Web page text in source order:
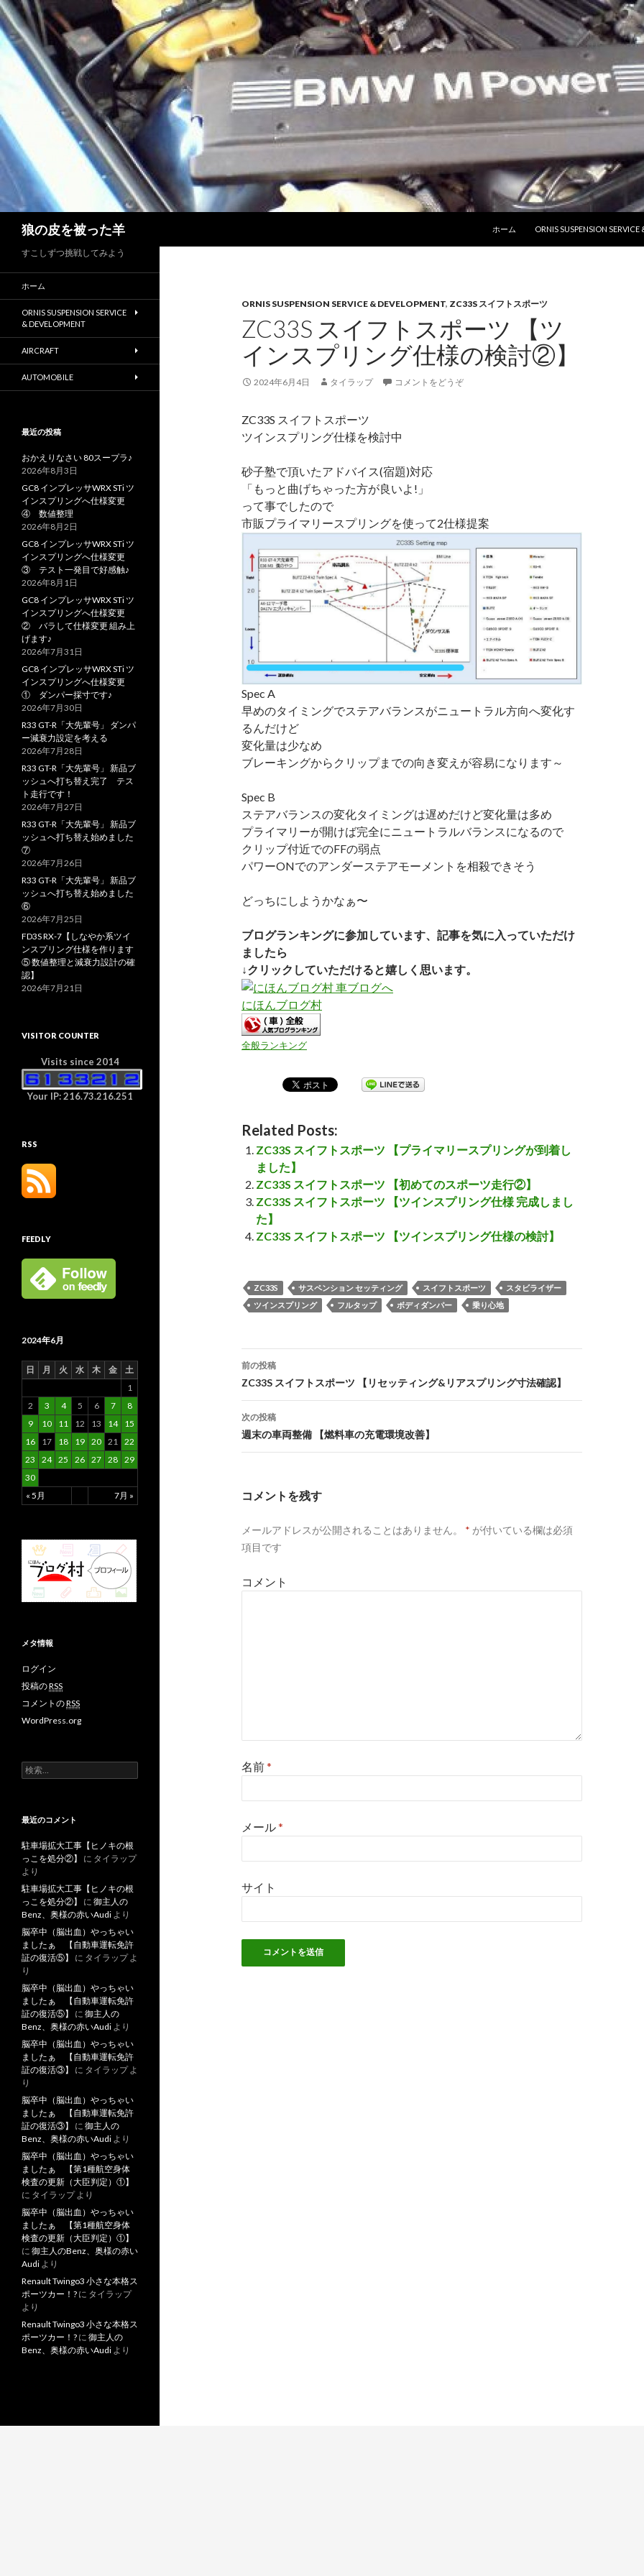
狼の皮を被った羊
ホーム
ORNIS SUSPENSION
ORNIS SUSPENSION SERVICE & DEVELOPMENT, ZC33S スイフトスポーツ
ZC33S スイフトスポーツ 【ツ
インスプリング仕様の検討②】
2024年6月4日 タイラップ コメントをどうぞ
ZC33S スイフトスポーツ
ツインスプリング仕様を検討中
砂子塾で頂いたアドバイス(宿題)対応
「もっと曲げちゃった方が良いよ!」
って事でしたので
市販プライマリースプリングを使って2仕様提案
Spec A
早めのタイミングでステアバランスがニュートラル方向へ変化す
るんだけど
変化量は少なめ
ブレーキングからクリップまでの向き変えが容易になります～
Spec B
ステアバランスの変化タイミングは遅めだけど変化量は多め
プライマリーが開けば完全にニュートラルバランスになるので
クリップ付近でのFFの弱点
パワーONでのアンダーステアモーメントを相殺できそう
どっちにしようかなぁ〜
ブログランキングに参加しています、記事を気に入っていただけ
ましたら
↓クリックしていただけると嬉しく思います。
にほんブログ村
全般ランキング
Related Posts:
ZC33S スイフトスポーツ 【プライマリースプリングが到着し
ました】
ZC33S スイフトスポーツ 【初めてのスポーツ走行②】
ZC33S スイフトスポーツ 【ツインスプリング仕様 完成しまし
た】
ZC33S スイフトスポーツ 【ツインスプリング仕様の検討】
ZC33S サスペンション セッティング スイフトスポーツ
スタビライザー
ツインスプリング
フルタップ ボディダンパー 乗り心地
投
稿
ナ
ゲ
シ
ン
前の投稿
ZC33S スイフトスポーツ 【リセッティング&リアスプリング寸法確認】
次の投稿
週末の車両整備 【燃料車の充電環境改善】
コメントを残す
メールアドレスが公開されることはありません。 * が付いている欄は必須
項目です
コメント
名前*
メール*
サイト
すこしずつ挑戦してみよう
ホーム
ORNIS SUSPENSION SERVICE
& DEVELOPMENT
AIRCRAFT
AUTOMOBILE
最近の投稿
おかえりなさい 80スープラ♪
2026年8月3日
GC8 インプレッサWRX STi ツ
インスプリングへ仕様変更
④ 数値整理
2026年8月2日
GC8 インプレッサWRX STi ツ
インスプリングへ仕様変更
③ テスト一発目で好感触♪
2026年8月1日
GC8 インプレッサWRX STi ツ
インスプリングへ仕様変更
② バラして仕様変更 組み上
げます♪
2026年7月31日
GC8 インプレッサWRX STi ツ
インスプリングへ仕様変更
① ダンパー採寸です♪
2026年7月30日
R33 GT-R「大先輩号」 ダンパ
ー減衰力設定を考える
2026年7月28日
R33 GT-R「大先輩号」 新品ブ
ッシュへ打ち替え完了 テス
ト走行です！
2026年7月27日
R33 GT-R「大先輩号」 新品ブ
ッシュへ打ち替え始めました
⑦
2026年7月26日
R33 GT-R「大先輩号」 新品ブ
ッシュへ打ち替え始めました
⑥
2026年7月25日
FD3S RX-7【しなやか系ツイ
ンスプリング仕様を作ります
⑤ 数値整理と減衰力設計の確
認】
2026年7月21日
VISITOR COUNTER
Visits since 2014
Your IP: 216.73.216.251
RSS
FEEDLY
2024年6月
日 月 火 水 木 金 土
« 5月 7月 »
1
2
3 4 5 6 7
8
9
10 11 12 13 14
15
16
17 18 19 20 21 22
23
24 25 26 27 28 29
30
メタ情報
ログイン
投稿のRSS
コメントのRSS
WordPress.org
検
索
最近のコメント
駐車場拡大工事【ヒノキの根
っこを処分②】
に タイラップ
より
駐車場拡大工事【ヒノキの根
っこを処分②】
に 御主人の
Benz、奥様の赤いAudi より
脳卒中（脳出血）やっちゃい
ましたぁ 【自動車運転免許
証の復活⑤】
に タイラップよ
り
脳卒中（脳出血）やっちゃい
ましたぁ 【自動車運転免許
証の復活⑤】
に 御主人の
Benz、奥様の赤いAudi より
脳卒中（脳出血）やっちゃい
ましたぁ 【自動車運転免許
証の復活③】
に タイラップよ
り
脳卒中（脳出血）やっちゃい
ましたぁ 【自動車運転免許
証の復活③】
に 御主人の
Benz、奥様の赤いAudi より
脳卒中（脳出血）やっちゃい
ましたぁ 【第1種航空身体
検査の更新（大臣判定）①】
に タイラップより
脳卒中（脳出血）やっちゃい
ましたぁ 【第1種航空身体
検査の更新（大臣判定）①】
に 御主人のBenz、奥様の赤い
Audi より
Renault Twingo3 小さな本格ス
ポーツカー！? に タイラップ
より
Renault Twingo3 小さな本格ス
ポーツカー！? に 御主人の
Benz、奥様の赤いAudi より